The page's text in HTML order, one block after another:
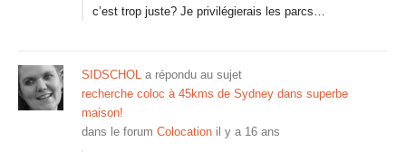
c’est trop juste? Je privilégierais les parcs…
SIDSCHOL a répondu au sujet
recherche coloc à 45kms de Sydney dans superbe
maison!
dans le forum Colocation il y a 16 ans